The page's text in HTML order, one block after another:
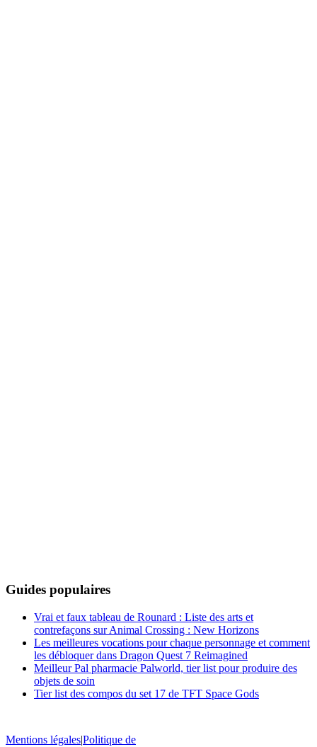
Guides populaires
Vrai et faux tableau de Rounard : Liste des arts et
contrefaçons sur Animal Crossing : New Horizons
Les meilleures vocations pour chaque personnage et comment
les débloquer dans Dragon Quest 7 Reimagined
Meilleur Pal pharmacie Palworld, tier list pour produire des
objets de soin
Tier list des compos du set 17 de TFT Space Gods
Mentions légales|Politique de